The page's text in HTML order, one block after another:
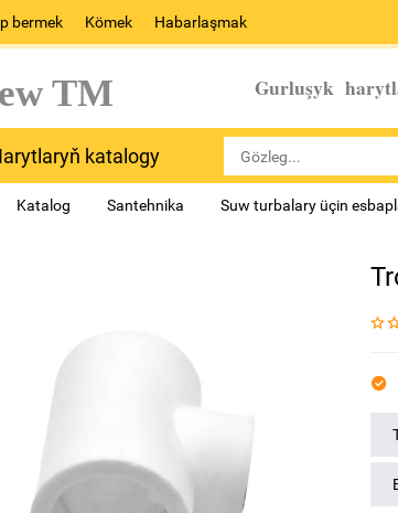
bermek Kömek Habarlaşmak
TM Gurluşyk
katalogy
Katalog Santehnika Suw turbalary üçin